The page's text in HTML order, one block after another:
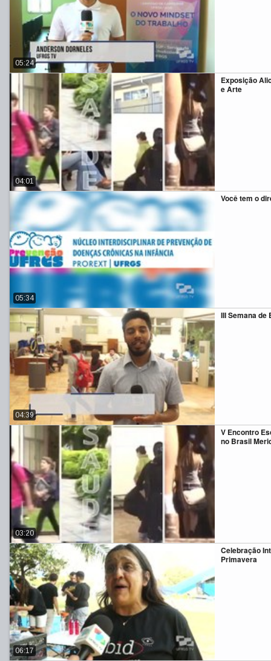
05:24
Exposição
e Arte
04:01
Você tem o
05:34
III Semana de
04:39
V Encontro
no Brasil
03:20
Celebração
Primavera
06:17